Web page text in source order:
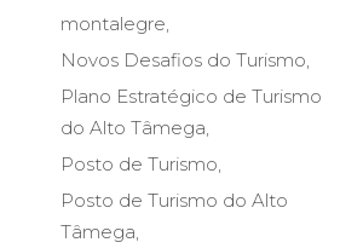
montalegre
Novos Desafios do Turismo
Plano Estratégico de Turismo
do Alto Tâmega
Posto de Turismo
Posto de Turismo do Alto
Tâmega